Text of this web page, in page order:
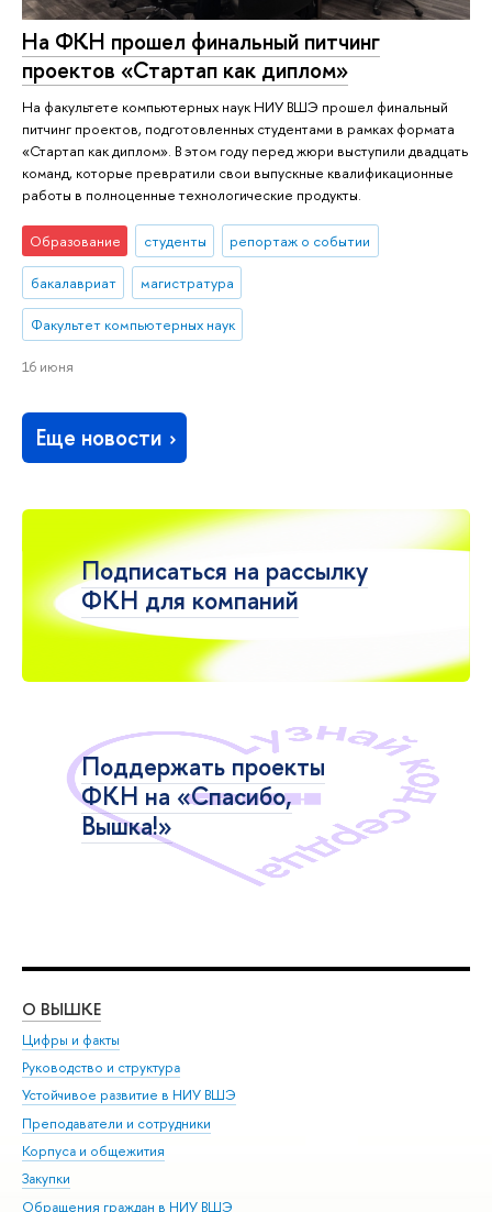
Подписаться на рассылку
ФКН для компаний
Поддержать проекты
ФКН на «Спасибо,
Вышка!»
На ФКН прошел финальный питчинг
проектов «Стартап как диплом»
На факультете компьютерных наук НИУ ВШЭ прошел финальный
питчинг проектов, подготовленных студентами в рамках формата
«Стартап как диплом». В этом году перед жюри выступили двадцать
команд, которые превратили свои выпускные квалификационные
работы в полноценные технологические продукты.
Образование студенты репортаж о событии
бакалавриат магистратура
Факультет компьютерных наук
16 июня
Еще новости
О ВЫШКЕ
Цифры и факты
Руководство и структура
Устойчивое развитие в НИУ ВШЭ
Преподаватели и сотрудники
Корпуса и общежития
Закупки
Обращения граждан в НИУ ВШЭ